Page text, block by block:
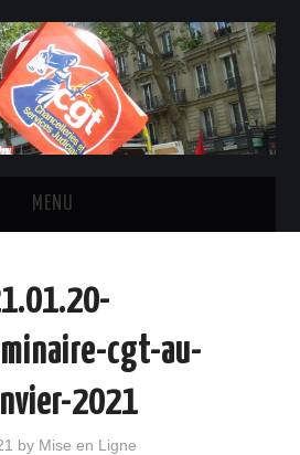
MENU
cgt-au-
2021
by Mise en Ligne